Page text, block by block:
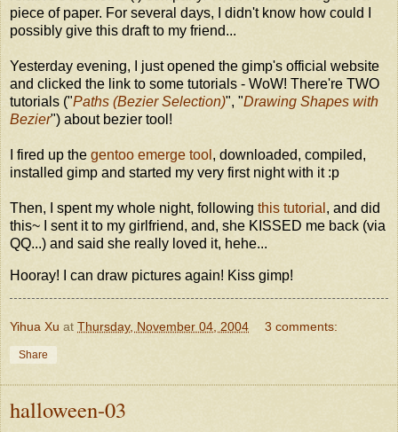
piece of paper. For several days, I didn't know how could I
possibly give this draft to my friend...
Yesterday evening, I just opened the gimp's official website
and clicked the link to some tutorials - WoW! There're TWO
tutorials ("Paths (Bezier Selection)", "Drawing Shapes with
Bezier") about bezier tool!
I fired up the gentoo emerge tool , downloaded, compiled,
installed gimp and started my very first night with it :p
Then, I spent my whole night, following this tutorial , and did
this~ I sent it to my girlfriend, and, she KISSED me back (via
QQ...) and said she really loved it, hehe...
Hooray! I can draw pictures again! Kiss gimp!
Yihua Xu at Thursday, November 04, 2004 3 comments:
Share
halloween-03